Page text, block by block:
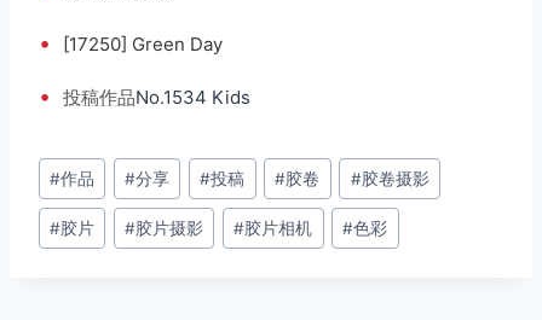
• [17250] Green Day
• 投稿作品No.1534 Kids
文
章
标
#作品 #分享 #投稿 #胶卷 #胶卷摄影
#胶片 #胶片摄影 #胶片相机 #色彩